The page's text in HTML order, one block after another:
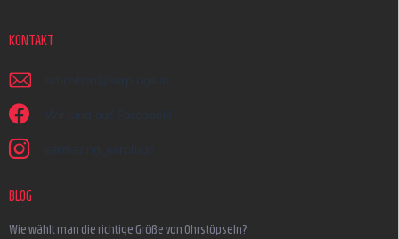
KONTAKT
schreiben @ earplugs.at
Wir sind auf Facebook!
earmazing_earplugs
BLOG
Wie wählt man die richtige Größe von Ohrstöpseln?